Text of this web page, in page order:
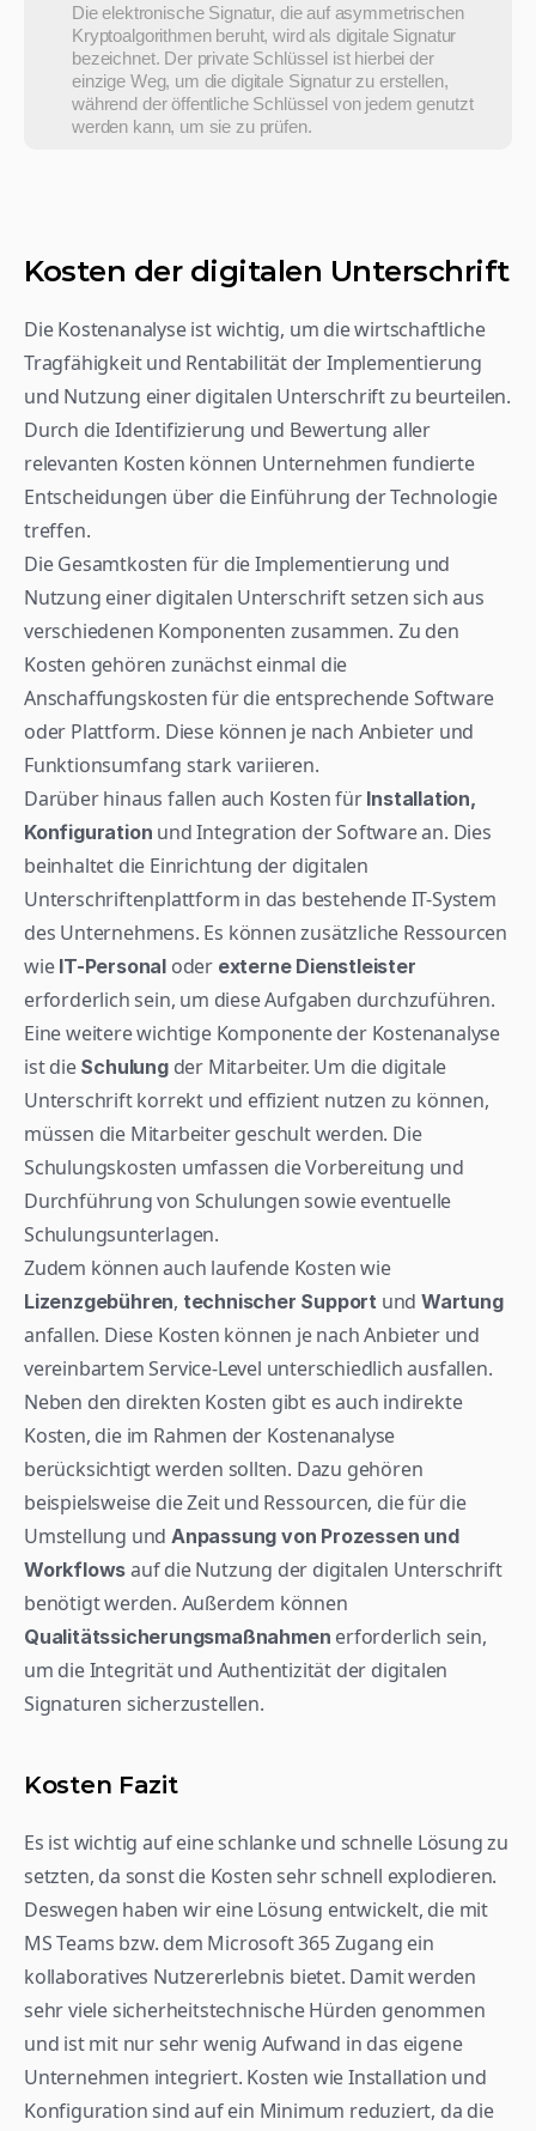
Die elektronische Signatur, die auf asymmetrischen
Kryptoalgorithmen beruht, wird als digitale Signatur
bezeichnet. Der private Schlüssel ist hierbei der
einzige Weg, um die digitale Signatur zu erstellen,
während der öffentliche Schlüssel von jedem genutzt
werden kann, um sie zu prüfen.
Kosten der digitalen Unterschrift
Die Kostenanalyse ist wichtig, um die wirtschaftliche
Tragfähigkeit und Rentabilität der Implementierung
und Nutzung einer digitalen Unterschrift zu beurteilen.
Durch die Identifizierung und Bewertung aller
relevanten Kosten können Unternehmen fundierte
Entscheidungen über die Einführung der Technologie
treffen.
Die Gesamtkosten für die Implementierung und
Nutzung einer digitalen Unterschrift setzen sich aus
verschiedenen Komponenten zusammen. Zu den
Kosten gehören zunächst einmal die
Anschaffungskosten für die entsprechende Software
oder Plattform. Diese können je nach Anbieter und
Funktionsumfang stark variieren.
Darüber hinaus fallen auch Kosten für Installation,
Konfiguration und Integration der Software an. Dies
beinhaltet die Einrichtung der digitalen
Unterschriftenplattform in das bestehende IT-System
des Unternehmens. Es können zusätzliche Ressourcen
wie IT-Personal oder externe Dienstleister
erforderlich sein, um diese Aufgaben durchzuführen.
Eine weitere wichtige Komponente der Kostenanalyse
ist die Schulung der Mitarbeiter. Um die digitale
Unterschrift korrekt und effizient nutzen zu können,
müssen die Mitarbeiter geschult werden. Die
Schulungskosten umfassen die Vorbereitung und
Durchführung von Schulungen sowie eventuelle
Schulungsunterlagen.
Zudem können auch laufende Kosten wie
Lizenzgebühren, technischer Support und Wartung
anfallen. Diese Kosten können je nach Anbieter und
vereinbartem Service-Level unterschiedlich ausfallen.
Neben den direkten Kosten gibt es auch indirekte
Kosten, die im Rahmen der Kostenanalyse
berücksichtigt werden sollten. Dazu gehören
beispielsweise die Zeit und Ressourcen, die für die
Umstellung und Anpassung von Prozessen und
Workflows auf die Nutzung der digitalen Unterschrift
Qualitätssicherungsmaßnahmen erforderlich sein,
um die Integrität und Authentizität der digitalen
Signaturen sicherzustellen.
Kosten Fazit
Es ist wichtig auf eine schlanke und schnelle Lösung zu
setzten, da sonst die Kosten sehr schnell explodieren.
Deswegen haben wir eine Lösung entwickelt, die mit
MS Teams bzw. dem Microsoft 365 Zugang ein
kollaboratives Nutzererlebnis bietet. Damit werden
sehr viele sicherheitstechnische Hürden genommen
und ist mit nur sehr wenig Aufwand in das eigene
Unternehmen integriert. Kosten wie Installation und
Konfiguration sind auf ein Minimum reduziert, da die